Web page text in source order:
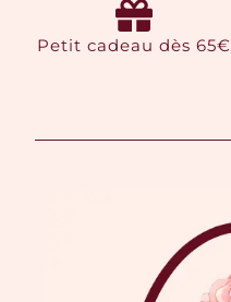
Petit cadeau dès 65€